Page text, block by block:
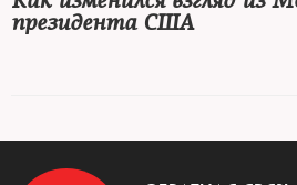
президента США